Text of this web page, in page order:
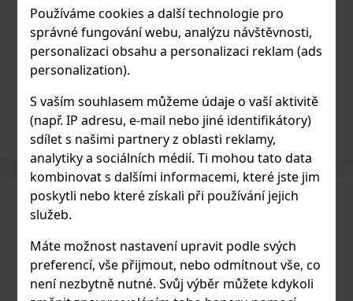
Používáme cookies a další technologie pro
správné fungování webu, analýzu návštěvnosti,
personalizaci obsahu a personalizaci reklam (ads
personalization).
S vaším souhlasem můžeme údaje o vaší aktivitě
(např. IP adresu, e-mail nebo jiné identifikátory)
sdílet s našimi partnery z oblasti reklamy,
analytiky a sociálních médií. Ti mohou tato data
kombinovat s dalšími informacemi, které jste jim
poskytli nebo které získali při používání jejich
služeb.
Máte možnost nastavení upravit podle svých
preferencí, vše přijmout, nebo odmítnout vše, co
není nezbytně nutné. Svůj výběr můžete kdykoli
kde byl totiž prodáván v lékárnách jako léčivý
přípravek. Nakonec se ale tato směs více než 40
druhů bylinek a koření přesunula z lékáren do
domácností a dnes se popíjí jako